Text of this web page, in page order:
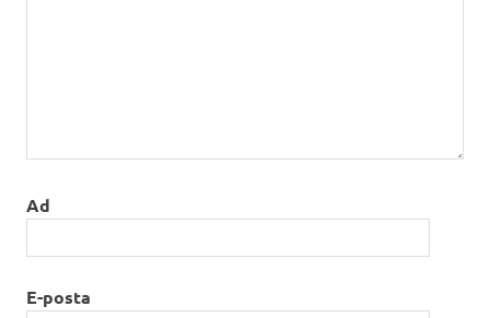
Ad
E-posta